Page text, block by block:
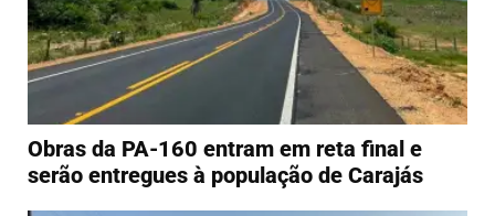
Obras da PA-160 entram em reta final e
serão entregues à população de Carajás